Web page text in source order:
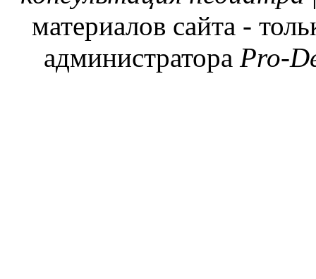
материалов сайта -
администратора Pro-